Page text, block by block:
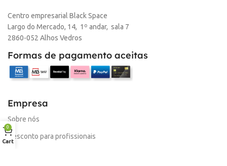
Centro empresarial Black Space
Largo do Mercado, 14, 1º andar, sala 7
2860-052 Alhos Vedros
Formas de pagamento aceitas
Empresa
Sobre nós
Desconto para profissionais
0
Cart